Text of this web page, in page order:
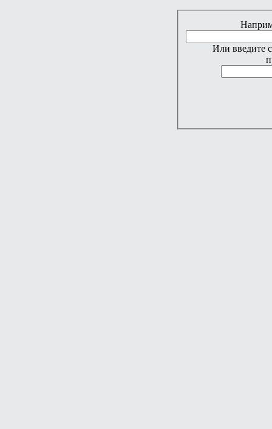
Или введите